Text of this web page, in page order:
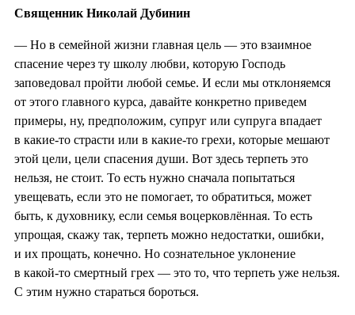
Священник Николай Дубинин
— Но в семейной жизни главная цель — это взаимное
спасение через ту школу любви, которую Господь
заповедовал пройти любой семье. И если мы отклоняемся
от этого главного курса, давайте конкретно приведем
примеры, ну, предположим, супруг или супруга впадает
в какие-то страсти или в какие-то грехи, которые мешают
этой цели, цели спасения души. Вот здесь терпеть это
нельзя, не стоит. То есть нужно сначала попытаться
увещевать, если это не помогает, то обратиться, может
быть, к духовнику, если семья воцерковлённая. То есть
упрощая, скажу так, терпеть можно недостатки, ошибки,
и их прощать, конечно. Но сознательное уклонение
в какой-то смертный грех — это то, что терпеть уже нельзя.
С этим нужно стараться бороться.